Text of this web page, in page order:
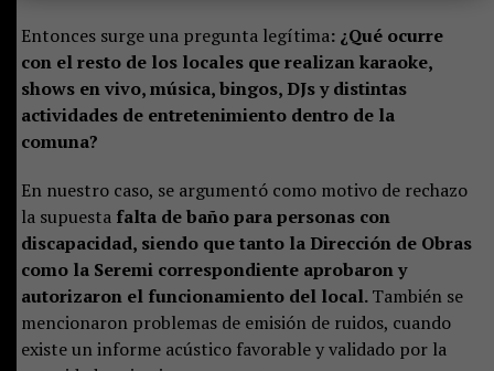
Entonces surge una pregunta legítima: ¿Qué ocurre
con el resto de los locales que realizan karaoke,
shows en vivo, música, bingos, DJs y distintas
actividades de entretenimiento dentro de la
comuna?
En nuestro caso, se argumentó como motivo de rechazo
la supuesta falta de baño para personas con
discapacidad, siendo que tanto la Dirección de Obras
como la Seremi correspondiente aprobaron y
autorizaron el funcionamiento del local.También se
mencionaron problemas de emisión de ruidos, cuando
existe un informe acústico favorable y validado por la